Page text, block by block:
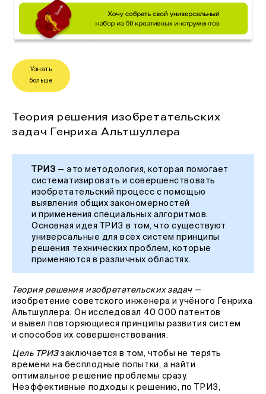
Узнать
больше
Теория решения изобретательских
задач Генриха Альтшуллера
ТРИЗ — это методология, которая помогает
систематизировать и совершенствовать
изобретательский процесс с помощью
выявления общих закономерностей
и применения специальных алгоритмов.
Основная идея ТРИЗ в том, что существуют
универсальные для всех систем принципы
решения технических проблем, которые
применяются в различных областях.
Теория решения изобретательских задач —
изобретение советского инженера и учёного Генриха
Альтшуллера. Он исследовал 40 000 патентов
и вывел повторяющиеся принципы развития систем
и способов их совершенствования.
Цель ТРИЗзаключается в том, чтобы не терять
времени на бесплодные попытки, а найти
оптимальное решение проблемы сразу.
Неэффективные подходы к решению, по ТРИЗ,